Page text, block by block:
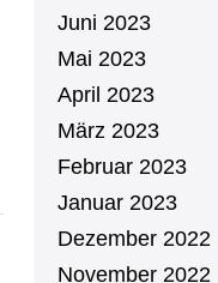
Juni 2023
Mai 2023
April 2023
März 2023
Februar 2023
Januar 2023
Dezember 2022
November 2022